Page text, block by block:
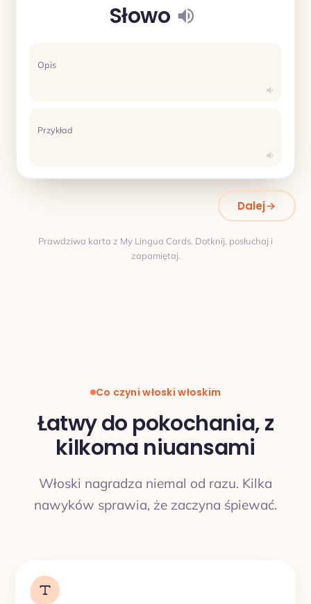
Słowo
Opis
Przykład
Dalej
Prawdziwa karta z My Lingua Cards. Dotknij, posłuchaj i
zapamiętaj.
Co czyni włoski włoskim
Łatwy do pokochania, z
kilkoma niuansami
Włoski nagradza niemal od razu. Kilka
nawyków sprawia, że zaczyna śpiewać.